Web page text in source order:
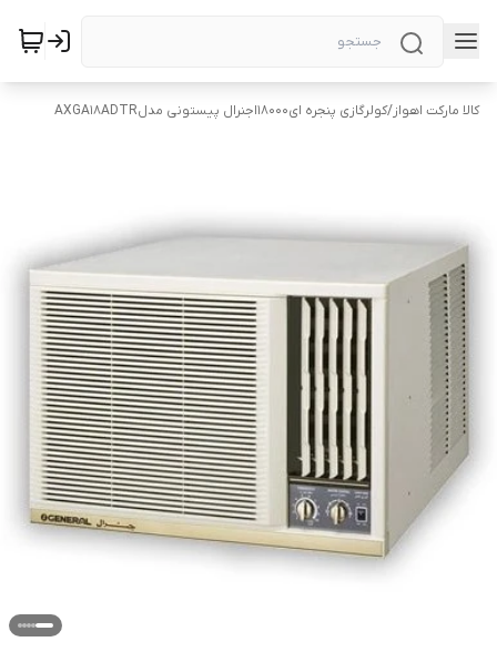
کالا مارکت اهواز/کولرگازی پنجره ای18000اجنرال پیستونی مدلAXGA18ADTR